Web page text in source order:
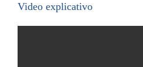
Video explicativo